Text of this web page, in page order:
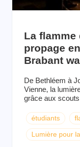
La flamme
propage
Brabant
De Bethléem à
Vienne, la
grâce aux
étudiants
Lumière pour